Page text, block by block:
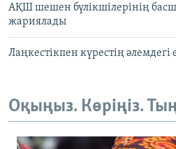
АҚШ шешен бүлікшілерінің
жариялады
Лаңкестікпен күрестің әлемдегі
Оқыңыз. Көріңіз.